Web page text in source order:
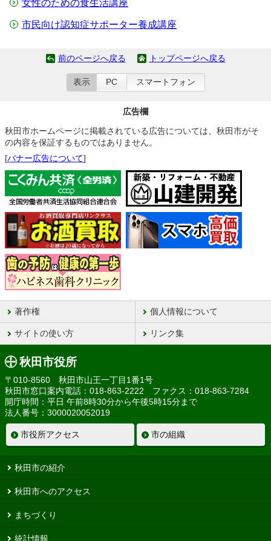
女性のための食生活講座
市民向け認知症サポーター養成講座
前のページへ戻る トップページへ戻る
表示 PC スマートフォン
広告欄
秋田市ホームページに掲載されている広告については、秋田市がそ
の内容を保証するものではありません。
[バナー広告について]
著作権 個人情報について
サイトの使い方 リンク集
秋田市役所
〒010-8560 秋田市山王一丁目1番1号
秋田市窓口案内電話：018-863-2222 ファクス：018-863-7284
開庁時間：平日 午前8時30分から午後5時15分まで
法人番号：3000020052019
市役所アクセス 市の組織
秋田市の紹介
秋田市へのアクセス
まちづくり
統計情報